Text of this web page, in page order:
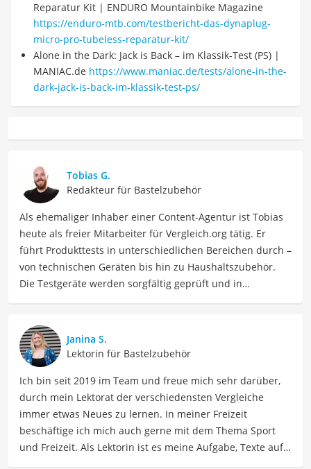
Reparatur Kit | ENDURO Mountainbike Magazine
https://enduro-mtb.com/testbericht-das-dynaplug-
micro-pro-tubeless-reparatur-kit/
Alone in the Dark: Jack is Back – im Klassik-Test (PS) |
MANIAC.de https://www.maniac.de/tests/alone-in-the-
dark-jack-is-back-im-klassik-test-ps/
Tobias G.
Redakteur für Bastelzubehör
Als ehemaliger Inhaber einer Content-Agentur ist Tobias
heute als freier Mitarbeiter für Vergleich.org tätig. Er
führt Produkttests in unterschiedlichen Bereichen durch –
von technischen Geräten bis hin zu Haushaltszubehör.
Die Testgeräte werden sorgfältig geprüft und in
vermitteln zu können. Seine langjährige Erfahrung im
Content- und Testbereich sowie das große persönliche
Interesse an innovativen Produkten sorgen dafür, dass die
Ergebnisse praxisnah, verständlich und zuverlässig sind.
Der Pfeifenreiniger-Vergleich ist aus unserer Sicht
besonders empfehlenswert fürRaucherundHandwerker
Janina S.
Lektorin für Bastelzubehör
Ich bin seit 2019 im Team und freue mich sehr darüber,
durch mein Lektorat der verschiedensten Vergleiche
immer etwas Neues zu lernen. In meiner Freizeit
beschäftige ich mich auch gerne mit dem Thema Sport
und Freizeit. Als Lektorin ist es meine Aufgabe, Texte auf